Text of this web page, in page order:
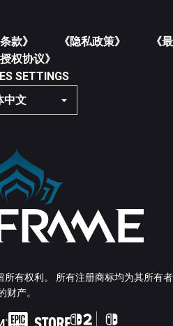
款》 《隐私政策》
《最
权协议》
SETTINGS
中文
有权利。 所有注册商标均为其所有者
财产。